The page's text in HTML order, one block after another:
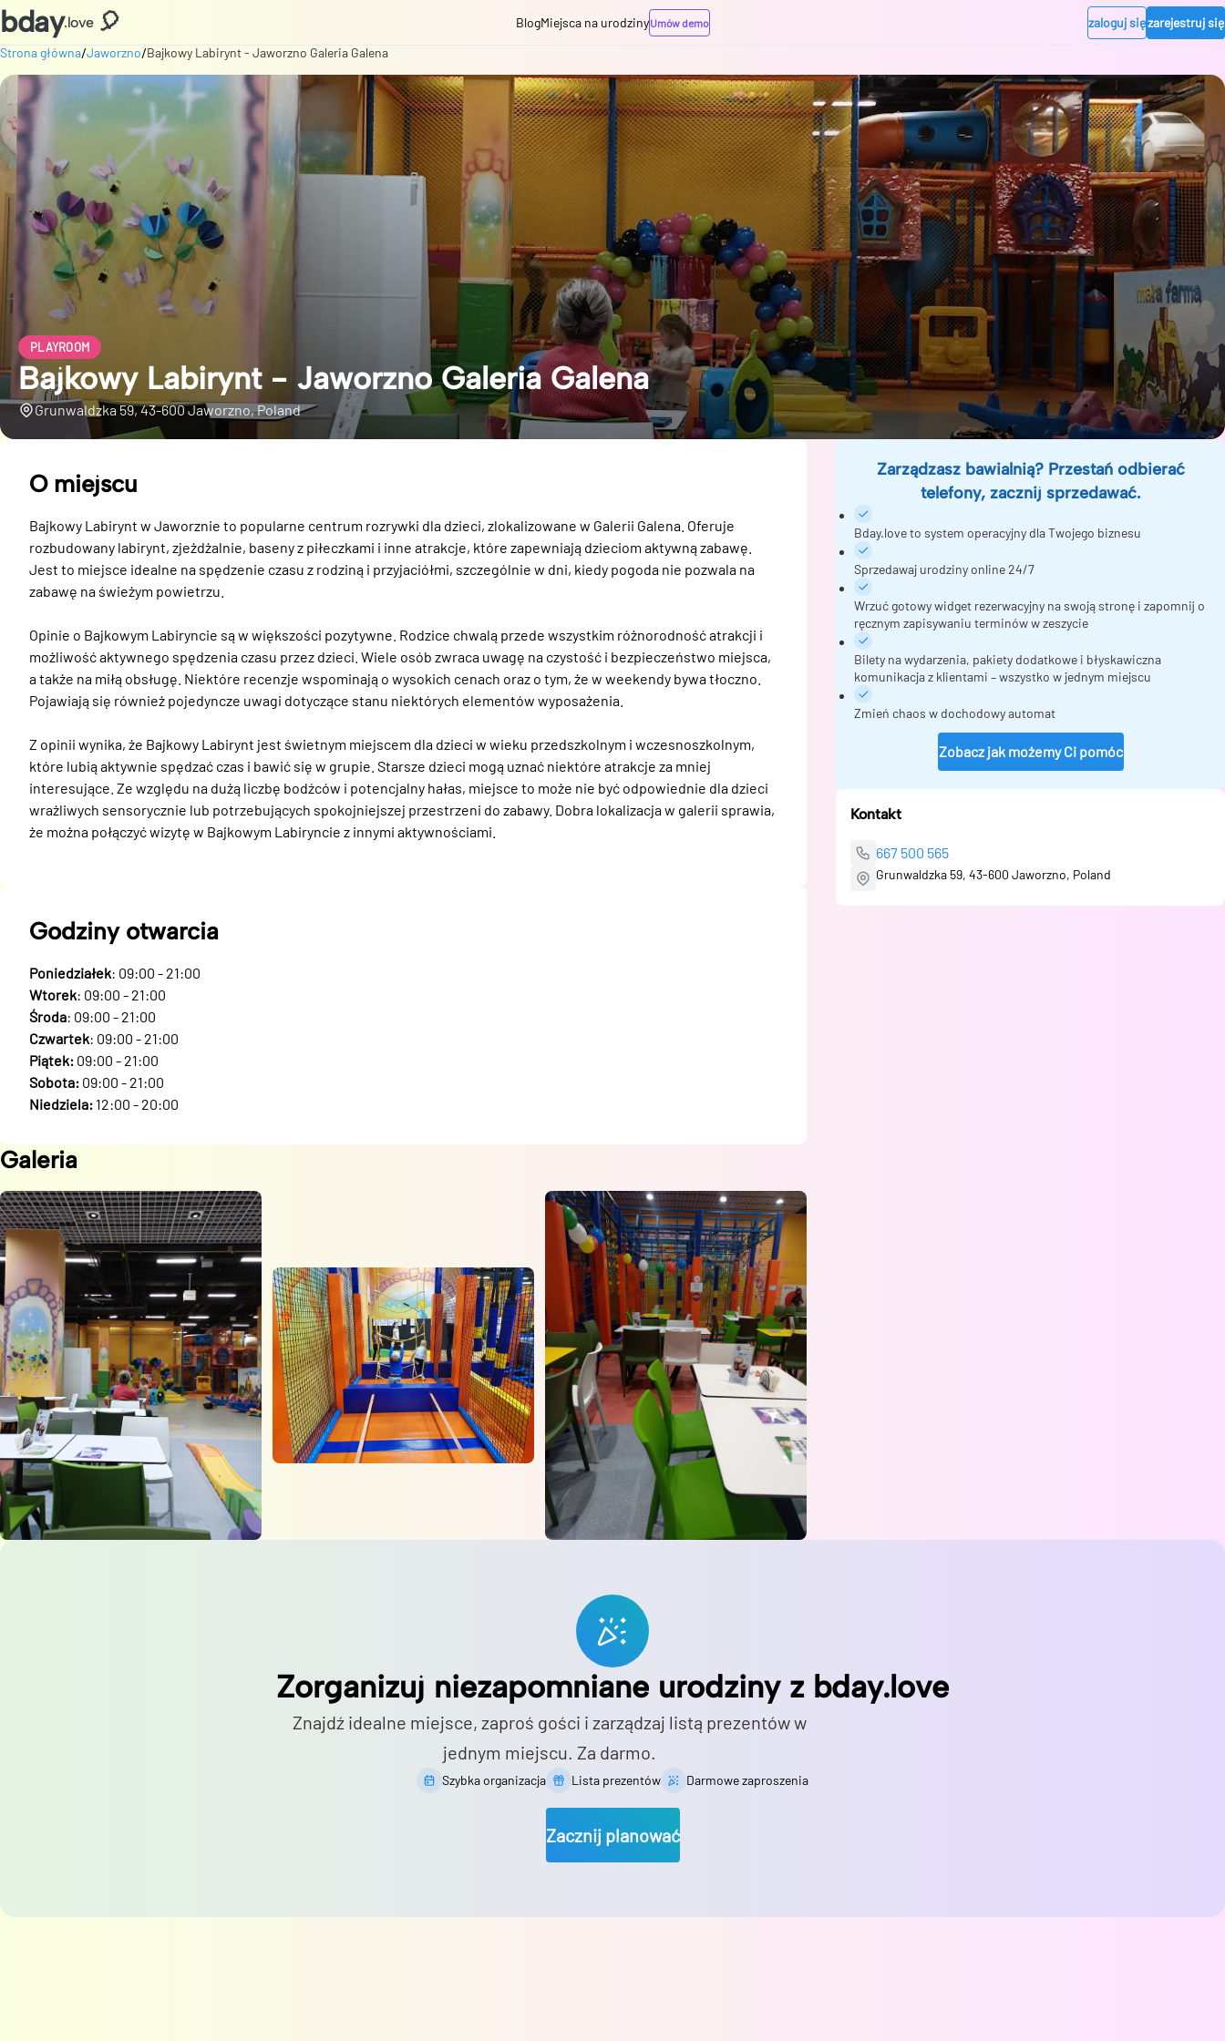
bday.love 🎈 BlogMiejsca na urodzinyUmów demo zaloguj sięzarejestruj się
Strona główna/Jaworzno/Bajkowy Labirynt - Jaworzno Galeria Galena
PLAYROOM
Bajkowy Labirynt - Jaworzno Galeria Galena
Grunwaldzka 59, 43-600 Jaworzno, Poland
O miejscu
Bajkowy Labirynt w Jaworznie to popularne centrum rozrywki dla dzieci, zlokalizowane w Galerii Galena. Oferuje
rozbudowany labirynt, zjeżdżalnie, baseny z piłeczkami i inne atrakcje, które zapewniają dzieciom aktywną zabawę.
Jest to miejsce idealne na spędzenie czasu z rodziną i przyjaciółmi, szczególnie w dni, kiedy pogoda nie pozwala na
zabawę na świeżym powietrzu.
Opinie o Bajkowym Labiryncie są w większości pozytywne. Rodzice chwalą przede wszystkim różnorodność atrakcji i
możliwość aktywnego spędzenia czasu przez dzieci. Wiele osób zwraca uwagę na czystość i bezpieczeństwo miejsca,
a także na miłą obsługę. Niektóre recenzje wspominają o wysokich cenach oraz o tym, że w weekendy bywa tłoczno.
Pojawiają się również pojedyncze uwagi dotyczące stanu niektórych elementów wyposażenia.
Z opinii wynika, że Bajkowy Labirynt jest świetnym miejscem dla dzieci w wieku przedszkolnym i wczesnoszkolnym,
które lubią aktywnie spędzać czas i bawić się w grupie. Starsze dzieci mogą uznać niektóre atrakcje za mniej
interesujące. Ze względu na dużą liczbę bodźców i potencjalny hałas, miejsce to może nie być odpowiednie dla dzieci
wrażliwych sensorycznie lub potrzebujących spokojniejszej przestrzeni do zabawy. Dobra lokalizacja w galerii sprawia,
że można połączyć wizytę w Bajkowym Labiryncie z innymi aktywnościami.
Godziny otwarcia
Poniedziałek: 09:00 - 21:00
Wtorek: 09:00 - 21:00
Środa: 09:00 - 21:00
Czwartek: 09:00 - 21:00
Piątek: 09:00 - 21:00
Sobota: 09:00 - 21:00
Niedziela: 12:00 - 20:00
Galeria
Zarządzasz bawialnią? Przestań odbierać
telefony, zacznij sprzedawać.
Bday.love to system operacyjny dla Twojego biznesu
Sprzedawaj urodziny online 24/7
Wrzuć gotowy widget rezerwacyjny na swoją stronę i zapomnij o
ręcznym zapisywaniu terminów w zeszycie
Bilety na wydarzenia, pakiety dodatkowe i błyskawiczna
komunikacja z klientami – wszystko w jednym miejscu
Zmień chaos w dochodowy automat
Zobacz jak możemy Ci pomóc
Kontakt
667 500 565
Grunwaldzka 59, 43-600 Jaworzno, Poland
Zorganizuj niezapomniane urodziny z bday.love
Znajdź idealne miejsce, zaproś gości i zarządzaj listą prezentów w
jednym miejscu. Za darmo.
Szybka organizacja Lista prezentów Darmowe zaproszenia
Zacznij planować